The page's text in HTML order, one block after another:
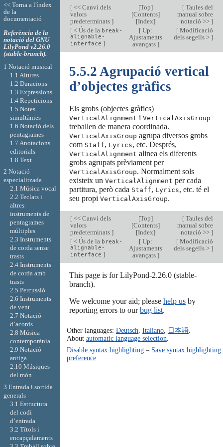
[<< Canvi dels
valors
predeterminats ]
[Top]
[Contents]
[Index]
[Taules del
manual sobre
notació >> ]
[< Ús de la break-
alignable-
interface ]
[ Up:
Ajustaments
avançats ]
[Modificació
dels segells > ]
5.5.2 Agrupació vertical
d’objectes gràfics
Els grobs (objectes gràfics)
VerticalAlignment i VerticalAxisGroup
treballen de manera coordinada.
VerticalAxisGroup agrupa diversos grobs
com Staff, Lyrics, etc. Després,
VerticalAlignment alinea els diferents
grobs agrupats prèviament per
VerticalAxisGroup. Normalment sols
existeix un VerticalAlignment per cada
partitura, però cada Staff, Lyrics, etc. té el
seu propi VerticalAxisGroup.
[<< Canvi dels
valors
predeterminats ]
[Top]
[Contents]
[Index]
[Taules del
manual sobre
notació >> ]
[< Ús de la break-
alignable-
interface ]
[ Up:
Ajustaments
avançats ]
[Modificació
dels segells > ]
This page is for LilyPond-2.26.0 (stable-
branch).
We welcome your aid; please help usby
reporting errors to ourbug list.
Other languages: Deutsch Italiano, 日本語.
About automatic language selection
Disable syntax highlighting– Save syntax highlighting
preference
<< Torna a l'índex
de la
documentació
Referència de la
notació del GNU
LilyPond v2.26.0
(stable-branch).
1 Notació musical
1.1 Altures
1.2 Duracions
1.3 Expressions
1.4 Repeticions
1.5 Notes
simultànies
1.6 Notació dels
pentagrames
1.7 Anotacions
editorials
1.8 Text
2 Notació
especialitzada
2.1 Música vocal
2.2 Teclats i
altres
instruments de
pentagrames
múltiples
2.3 Instruments
de corda sense
trasts
2.4 Instruments
de corda amb
trasts
2.5 Percussió
2.6 Instruments
de vent
2.7 Notació
d’acords
2.8 Música
contemporània
2.9 Notació
antiga
2.10 Músiques
del món
3 Entrada i sortida
generals
3.1 Estructura
del codi
d’entrada
3.2 Títols i
encapçalaments